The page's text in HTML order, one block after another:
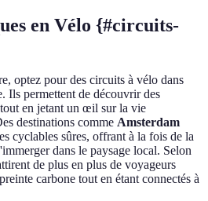
en Vélo {#circuits-
optez pour des circuits à vélo dans
Ils permettent de découvrir des
en jetant un œil sur la vie
destinations comme Amsterdam
cyclables sûres, offrant à la fois de la
dans le paysage local. Selon
de plus en plus de voyageurs
carbone tout en étant connectés à